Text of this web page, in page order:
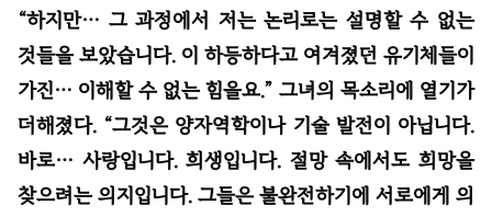
“하지만… 그 과정에서 저는 논리로는 설명할 수 없는
것들을 보았습니다. 이 하등하다고 여겨졌던 유기체들이
가진… 이해할 수 없는 힘을요.” 그녀의 목소리에 열기가
더해졌다. “그것은 양자역학이나 기술 발전이 아닙니다.
바로… 사랑입니다. 희생입니다. 절망 속에서도 희망을
찾으려는 의지입니다. 그들은 불완전하기에 서로에게 의